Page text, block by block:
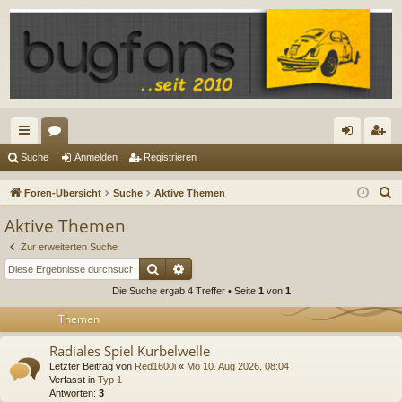
ch
ne
riff
en m ist
Suche Anmelden Registrieren
Foren-Übersicht Suche Aktive Themen
Aktive Themen
Zur erweiterten Suche
Suche
Die Suche ergab 4 Treffer • Seite 1 von 1
Themen
Radiales Spiel Kurbelwelle
Letzter Beitrag von Red1600i « Mo 10. Aug 2026, 08:04
Verfasst in Typ 1
Antworten: 3